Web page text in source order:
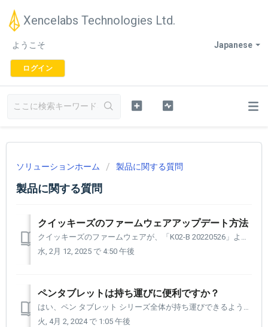
Xencelabs Technologies Ltd.
Japanese
ようこそ
ログイン
ソリューションホーム 製品に関する質問
製品に関する質問
クイッキーズのファームウェアアップデート方法
クイッキーズのファームウェアが、「K02-B 20220526」よりも以前のバージョンの場合、クイッキーズの電源がONにならない場合があります。 この動作の回避策は、クイッキーズのファームウェアを更新することです。 アップデート手順を以下に掲載しておりますので、該当するお客様は適用してください。...
水, 2月 12, 2025 で 4:50 午後
ペンタブレットは持ち運びに便利ですか？
はい、ペン タブレット シリーズ全体が持ち運びできるように設計されています。 オフィスや学校、あるいは楽しい芸術旅行に持っていっても、ペンタブレットの動きに感動するでしょう。 すべてのペン タブレットにはトラベル スリーブが付属しています。 これにより、ペン タブレットとペン タブレットのすべての付属品...
火, 4月 2, 2024 で 1:05 午後